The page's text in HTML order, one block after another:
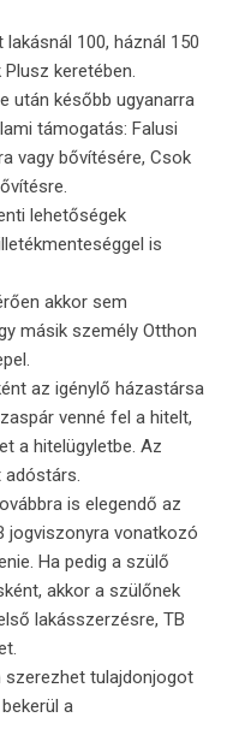
100, háznál 150
keretében.
után később ugyanarra
támogatás: Falusi
vagy bővítésére, Csok
lehetőségek
is
akkor sem
másik személy Otthon
az igénylő házastársa
venné fel a hitelt,
a hitelügyletbe. Az
adóstárs.
is elegendő az
jogviszonyra vonatkozó
Ha pedig a szülő
akkor a szülőnek
lakásszerzésre, TB
szerezhet tulajdonjogot
a